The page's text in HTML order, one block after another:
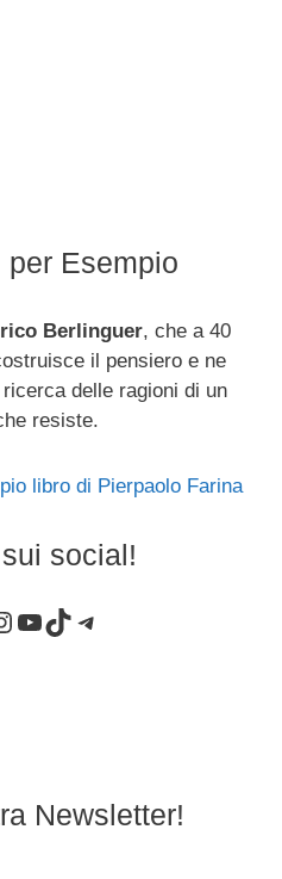
per Esempio
Berlinguer, che a 40
il pensiero e ne
delle ragioni di un
resiste.
social!
YouTube
TikTokTelegram
Newsletter!